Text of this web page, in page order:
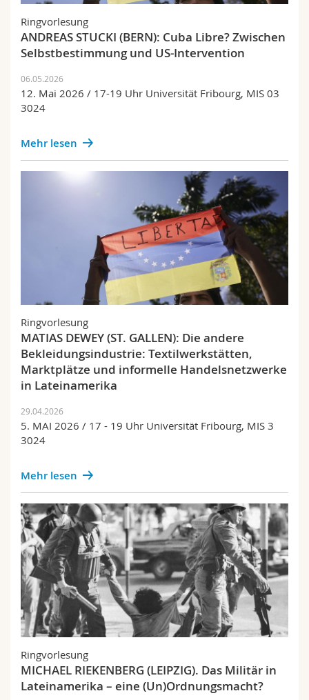
Interfakultär
Doktorierende
Vorlesungsverzeichnis
MyUnifr
Ringvorlesung
ANDREAS STUCKI (BERN): Cuba Libre? Zwischen
Selbstbestimmung und US-Intervention
06.05.2026
12. Mai 2026 / 17-19 Uhr Universität Fribourg, MIS 03
3024
Mehr lesen
Ringvorlesung
MATIAS DEWEY (ST. GALLEN): Die andere
Bekleidungsindustrie: Textilwerkstätten,
Marktplätze und informelle Handelsnetzwerke
in Lateinamerika
29.04.2026
5. MAI 2026 / 17 - 19 Uhr Universität Fribourg, MIS 3
3024
Mehr lesen
Ringvorlesung
MICHAEL RIEKENBERG (LEIPZIG). Das Militär in
Lateinamerika – eine (Un)Ordnungsmacht?